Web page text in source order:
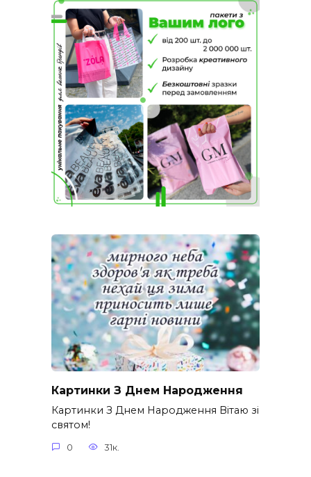
Картинки З Днем Народження
Картинки З Днем Народження Вітаю зі
святом!
0 31к.